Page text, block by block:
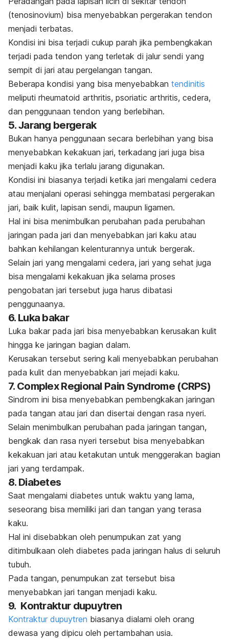
(tenosinovium) bisa menyebabkan pergerakan tendon
menjadi terbatas.
Kondisi ini bisa terjadi cukup parah jika pembengkakan
terjadi pada tendon yang terletak di jalur sendi yang
sempit di jari atau pergelangan tangan.
Beberapa kondisi yang bisa menyebabkan tendinitis
meliputi rheumatoid arthritis, psoriatic arthritis, cedera,
dan penggunaan tendon yang berlebihan.
5. Jarang bergerak
Bukan hanya penggunaan secara berlebihan yang bisa
menyebabkan kekakuan jari, terkadang jari juga bisa
menjadi kaku jika terlalu jarang digunakan.
Kondisi ini biasanya terjadi ketika jari mengalami cedera
atau menjalani operasi sehingga membatasi pergerakan
jari, baik kulit, lapisan sendi, maupun ligamen.
Hal ini bisa menimbulkan perubahan pada perubahan
jaringan pada jari dan menyebabkan jari kaku atau
bahkan kehilangan kelenturannya untuk bergerak.
Selain jari yang mengalami cedera, jari yang sehat juga
bisa mengalami kekakuan jika selama proses
pengobatan jari tersebut juga harus dibatasi
penggunaanya.
6. Luka bakar
Luka bakar pada jari bisa menyebabkan kerusakan kulit
hingga ke jaringan bagian dalam.
Kerusakan tersebut sering kali menyebabkan perubahan
pada kulit dan menyebabkan jari mejadi kaku.
7. Complex Regional Pain Syndrome(CRPS)
Sindrom ini bisa menyebabkan pembengkakan jaringan
pada tangan atau jari dan disertai dengan rasa nyeri.
Selain menimbulkan perubahan pada jaringan tangan,
bengkak dan rasa nyeri tersebut bisa menyebabkan
kekakuan jari atau ketakutan untuk menggerakan bagian
jari yang terdampak.
8. Diabetes
Saat mengalami diabetes untuk waktu yang lama,
seseorang bisa memiliki jari dan tangan yang terasa
kaku.
Hal ini disebabkan oleh penumpukan zat yang
ditimbulkaan oleh diabetes pada jaringan halus di seluruh
tubuh.
Pada tangan, penumpukan zat tersebut bisa
menyebabkan jari tangan menjadi kaku.
9. Kontraktur dupuytren
Kontraktur dupuytren biasanya dialami oleh orang
dewasa yang dipicu oleh pertambahan usia.